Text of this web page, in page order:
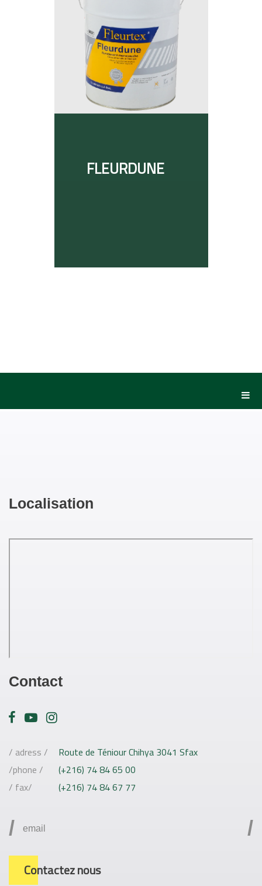
FLEURDUNE
Localisation
Contact
/ adress /
Route de Téniour Chihya 3041 Sfax
/phone /
(+216) 74 84 65 00
/ fax/
(+216) 74 84 67 77
/ /
Contactez nous